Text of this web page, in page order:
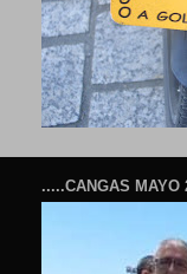
.....CANGAS MAYO